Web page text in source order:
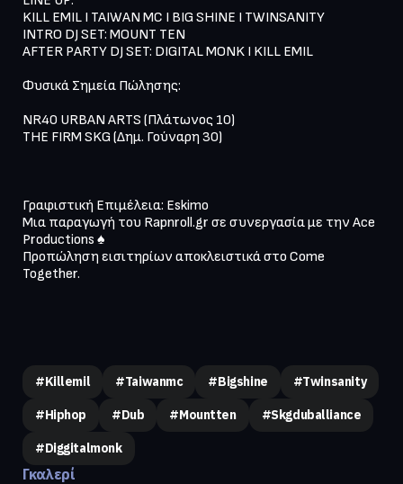
KILL EMIL I TAIWAN MC I BIG SHINE I TWINSANITY
INTRO DJ SET: MOUNT TEN
AFTER PARTY DJ SET: DIGITAL MONK I KILL EMIL
Φυσικά Σημεία Πώλησης:
NR40 URBAN ARTS (Πλάτωνος 10)
THE FIRM SKG (Δημ. Γούναρη 30)
Γραφιστική Επιμέλεια: Eskimo
Μια παραγωγή του Rapnroll.gr σε συνεργασία με την Ace
Productions ♠️
Προπώληση εισιτηρίων αποκλειστικά στο Come
Together.
#killemil #taiwanmc #bigshine #twinsanity
#hiphop #dub #mountten #skgduballiance
#diggitalmonk
Γκαλερί